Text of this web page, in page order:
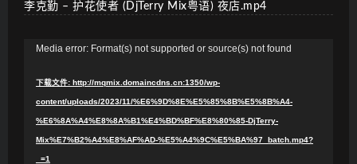
李克勤 – 护花使者 (DjTerry Mix粤语) 夜店.mp4
Media error: Format(s) not supported or source(s) not found
下载文件: http://mqmix.domaincdns.cn:1350/wp-
content/uploads/2023/11/%E6%9D%8E%E5%85%8B%E5%8B%A4-
%E6%8A%A4%E8%8A%B1%E4%BD%BF%E8%80%85-DjTerry-
Mix%E7%B2%A4%E8%AF%AD-%E5%A4%9C%E5%BA%97_batch.mp4?
_=1